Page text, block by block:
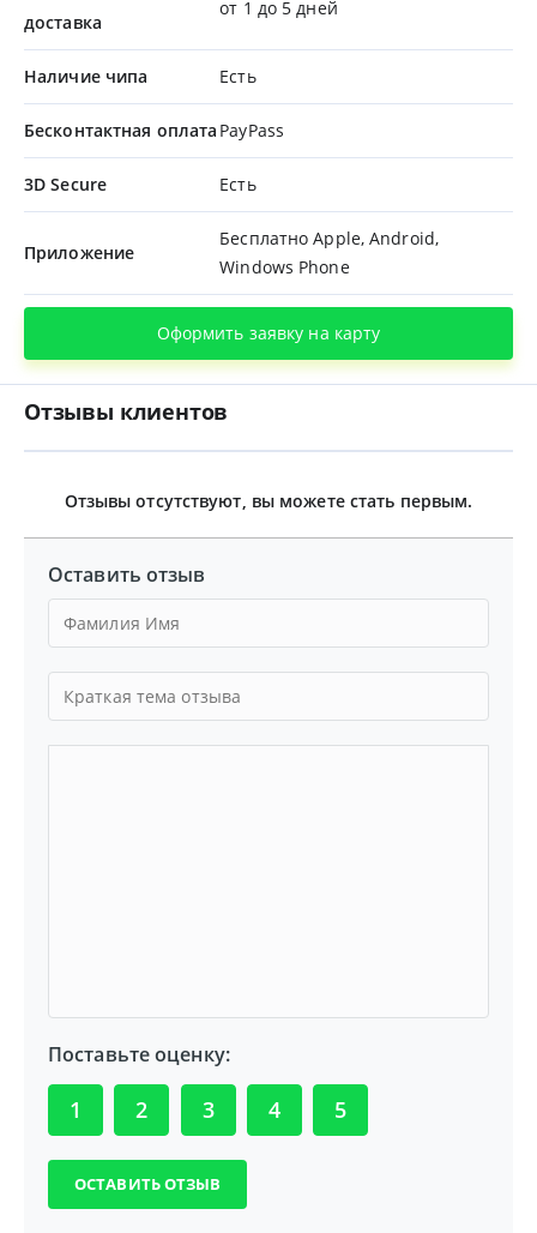
доставка
от 1 до 5 дней
Наличие чипа Есть
Бесконтактная оплата PayPass
3D Secure Есть
Приложение
Бесплатно Apple, Android,
Windows Phone
Оформить заявку на карту
Отзывы клиентов
Отзывы отсутствуют, вы можете стать первым.
Оставить отзыв
Поставьте оценку:
1 2 3 4 5